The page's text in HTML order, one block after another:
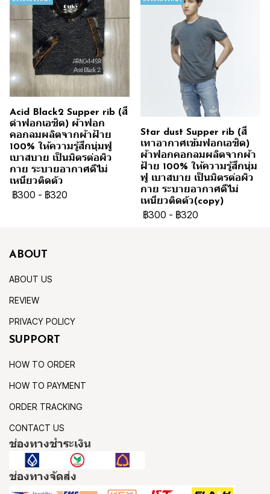
Acid Black2 Supper rib (สี
ดำฟอกเอซิด) ผ้าฟอก
คอกลมผลิตจากผ้าฝ้าย
100% ให้ความรู้สึกนุ่มฟู
เบาสบาย เป็นมิตรต่อผิว
กาย ระบายอากาศดีไม่
เหนียวติดตัว
฿300 - ฿320
Star dust Supper rib (สี
เทาอากาศเข้มฟอกเอซิด)
ผ้าฟอกคอกลมผลิตจากผ้า
ฝ้าย 100% ให้ความรู้สึกนุ่ม
ฟู เบาสบาย เป็นมิตรต่อผิว
กาย ระบายอากาศดีไม่
เหนียวติดตัว(copy)
฿300 - ฿320
ABOUT
ABOUT US
REVIEW
PRIVACY POLICY
SUPPORT
HOW TO ORDER
HOW TO PAYMENT
ORDER TRACKING
CONTACT US
ช่องทางชำระเงิน
ช่องทางจัดส่ง